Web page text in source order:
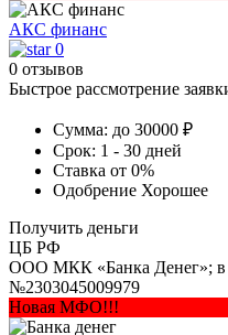
АКС финанс
0
0 отзывов
Быстрое рассмотрение
Сумма: до 30000 ₽
Срок: 1 - 30 дней
Ставка от 0%
Одобрение Хорошее
Получить деньги
ЦБ РФ
ООО МКК «Банка Денег»;
№2303045009979
Новая МФО!!!